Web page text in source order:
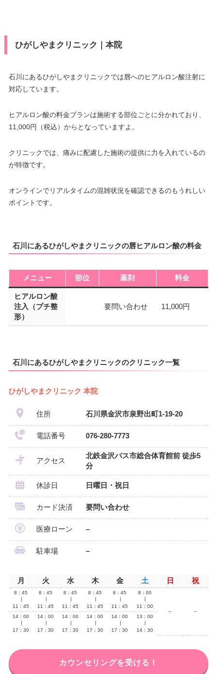
ひがしやまクリニック｜本院
石川にあるひがしやまクリニックでは唇へのヒアルロン酸注射に
対応しています。
ヒアルロン酸の料金プランは施術する部位ごとに分かれており、
11,000円（税込）からとなっていますよ。
クリニックでは、痛みに配慮した施術の提供に力を入れているの
が特徴です。
オンラインでリアルタイムの混雑状況を確認できるのもうれしい
ポイントです。
石川にあるひがしやまクリニックの唇ヒアルロン酸の料金
メニュー 部位 薬剤 料金
ヒアルロン酸
注入（プチ整
形）
要問い合わせ 11,000円
石川にあるひがしやまクリニックのクリニック一覧
ひがしやまクリニック 本院
住所 石川県金沢市泉野出町1-19-20
電話番号 076-280-7773
アクセス
北鉄金沢バス市総合体育館前 徒歩5
分
休診日 日曜日・祝日
カード決済 要問い合わせ
医療ローン –
駐車場 –
月 火 水 木 金 土 日 祝
8：45
11：45
8：45
11：45
8：45
11：45
8：45
11：45
8：45
11：45
8：00
11：00
–
–
14：00
17：30
14：00
17：30
14：00
17：30
14：00
17：30
14：00
17：30
13：00
14：30
カウンセリングを受ける！